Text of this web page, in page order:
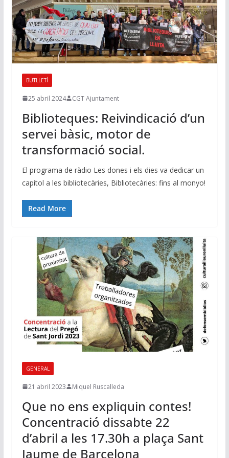
BUTLLETÍ
25 abril 2024 CGT Ajuntament
Biblioteques: Reivindicació d’un
servei bàsic, motor de
transformació social.
El programa de ràdio Les dones i els dies va dedicar un
capítol a les bibliotecàries, Bibliotecàries: fins al monyo!
Read More
GENERAL
21 abril 2023 Miquel Ruscalleda
Que no ens expliquin contes!
Concentració dissabte 22
d’abril a les 17.30h a plaça Sant
Jaume de Barcelona